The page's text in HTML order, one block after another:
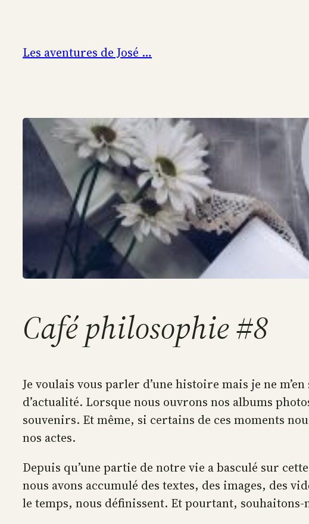
contenu
Les aventures de José …
Café philosophie #8
Je voulais vous parler d’une histoire mais je ne
d’actualité. Lorsque nous ouvrons nos albums
souvenirs. Et même, si certains de ces moments
nos actes.
Depuis qu’une partie de notre vie a basculé sur
nous avons accumulé des textes, des images, des
le temps, nous définissent. Et pourtant,